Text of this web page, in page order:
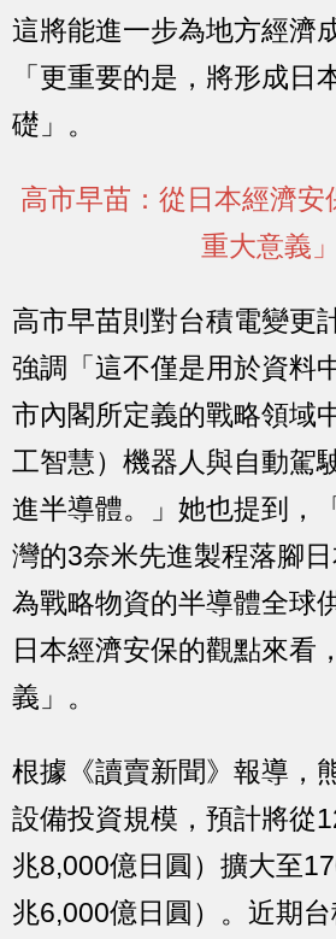
這將能進一步為地方經濟
「更重要的是，將形成日
礎」。
高市早苗：從日本經濟安
重大意義」
高市早苗則對台積電變更
強調「這不僅是用於資料
市內閣所定義的戰略領域
工智慧）機器人與自動駕
進半導體。」她也提到，
灣的3奈米先進製程落腳
為戰略物資的半導體全球
日本經濟安保的觀點來看
義」。
根據《讀賣新聞》報導，
設備投資規模，預計將從
兆8,000億日圓）擴大至
兆6,000億日圓）。近期